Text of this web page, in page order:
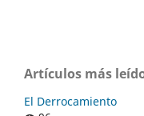
Artículos más
El Derrocamiento